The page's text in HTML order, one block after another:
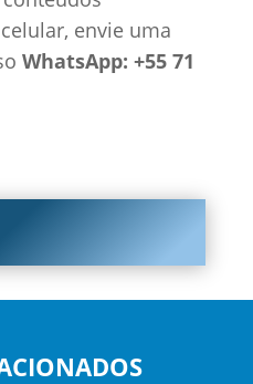
envie uma
WhatsApp: +55 71